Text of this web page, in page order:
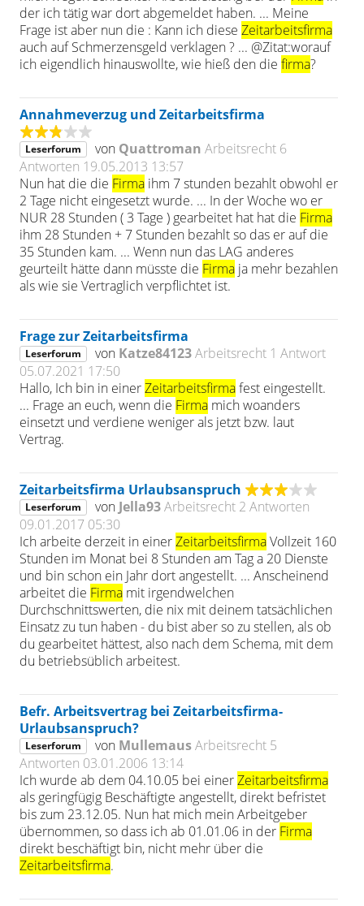
der ich tätig war dort abgemeldet haben. ... Meine
Frage ist aber nun die : Kann ich dieseZeitarbeitsfirma
auch auf Schmerzensgeld verklagen ? ... @Zitat:worauf
ich eigendlich hinauswollte, wie hieß den diefirma?
Annahmeverzug und Zeitarbeitsfirma
Leserforum von Quattroman Arbeitsrecht 6
Antworten 19.05.2013 13:57
Nun hat die die Firma ihm 7 stunden bezahlt obwohl er
2 Tage nicht eingesetzt wurde. ... In der Woche wo er
NUR 28 Stunden ( 3 Tage ) gearbeitet hat hat die Firma
ihm 28 Stunden + 7 Stunden bezahlt so das er auf die
35 Stunden kam. ... Wenn nun das LAG anderes
geurteilt hätte dann müsste die Firma ja mehr bezahlen
als wie sie Vertraglich verpflichtet ist.
Frage zur Zeitarbeitsfirma
Leserforum von Katze84123Arbeitsrecht 1 Antwort
05.07.2021 17:50
Hallo, Ich bin in einerZeitarbeitsfirmafest eingestellt.
... Frage an euch, wenn die Firma mich woanders
einsetzt und verdiene weniger als jetzt bzw. laut
Vertrag.
Zeitarbeitsfirma Urlaubsanspruch
Leserforum von Jella93Arbeitsrecht 2 Antworten
09.01.2017 05:30
Ich arbeite derzeit in einerZeitarbeitsfirmaVollzeit 160
Stunden im Monat bei 8 Stunden am Tag a 20 Dienste
und bin schon ein Jahr dort angestellt. ... Anscheinend
arbeitet die Firma mit irgendwelchen
Durchschnittswerten, die nix mit deinem tatsächlichen
Einsatz zu tun haben - du bist aber so zu stellen, als ob
du gearbeitet hättest, also nach dem Schema, mit dem
du betriebsüblich arbeitest.
Befr. Arbeitsvertrag bei Zeitarbeitsfirma-
Urlaubsanspruch?
Leserforum von MullemausArbeitsrecht 5
Antworten 03.01.2006 13:14
Ich wurde ab dem 04.10.05 bei einerZeitarbeitsfirma
als geringfügig Beschäftigte angestellt, direkt befristet
bis zum 23.12.05. Nun hat mich mein Arbeitgeber
übernommen, so dass ich ab 01.01.06 in der Firma
direkt beschäftigt bin, nicht mehr über die
Zeitarbeitsfirma.